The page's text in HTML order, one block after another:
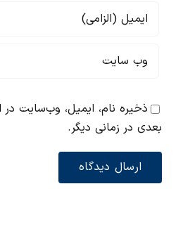
ذخیره نام، ایمیل، وب‌سایت در
بعدی در زمانی دیگر.